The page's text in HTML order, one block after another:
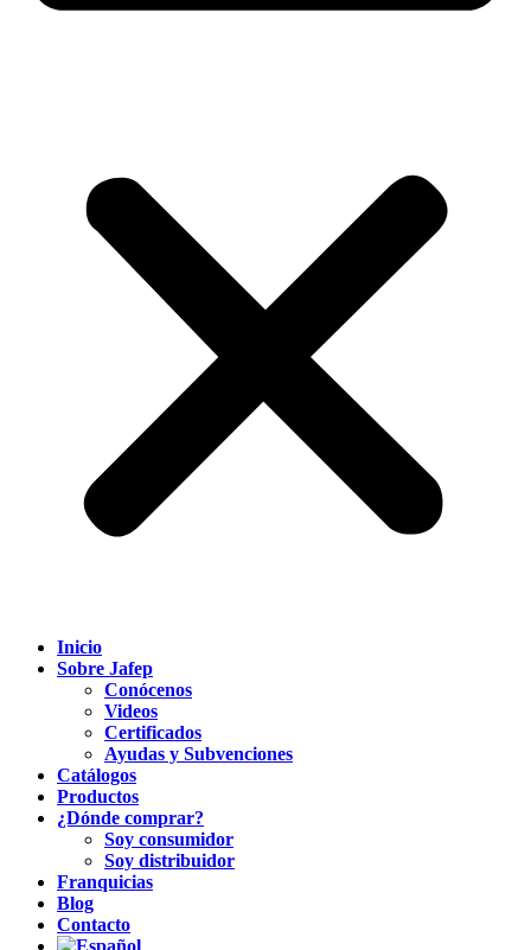
Inicio
Sobre Jafep
Conócenos
Videos
Certificados
Ayudas y Subvenciones
Catálogos
Productos
¿Dónde comprar?
Soy consumidor
Soy distribuidor
Franquicias
Blog
Contacto